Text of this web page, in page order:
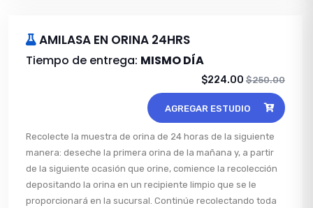
AMILASA EN ORINA 24HRS
Tiempo de entrega: MISMO DÍA
$224.00 $250.00
AGREGAR ESTUDIO
Recolecte la muestra de orina de 24 horas de la siguiente
manera: deseche la primera orina de la mañana y, a partir
de la siguiente ocasión que orine, comience la recolección
depositando la orina en un recipiente limpio que se le
proporcionará en la sucursal. Continúe recolectando toda